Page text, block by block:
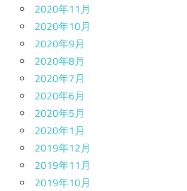
2020年11月
2020年10月
2020年9月
2020年8月
2020年7月
2020年6月
2020年5月
2020年1月
2019年12月
2019年11月
2019年10月